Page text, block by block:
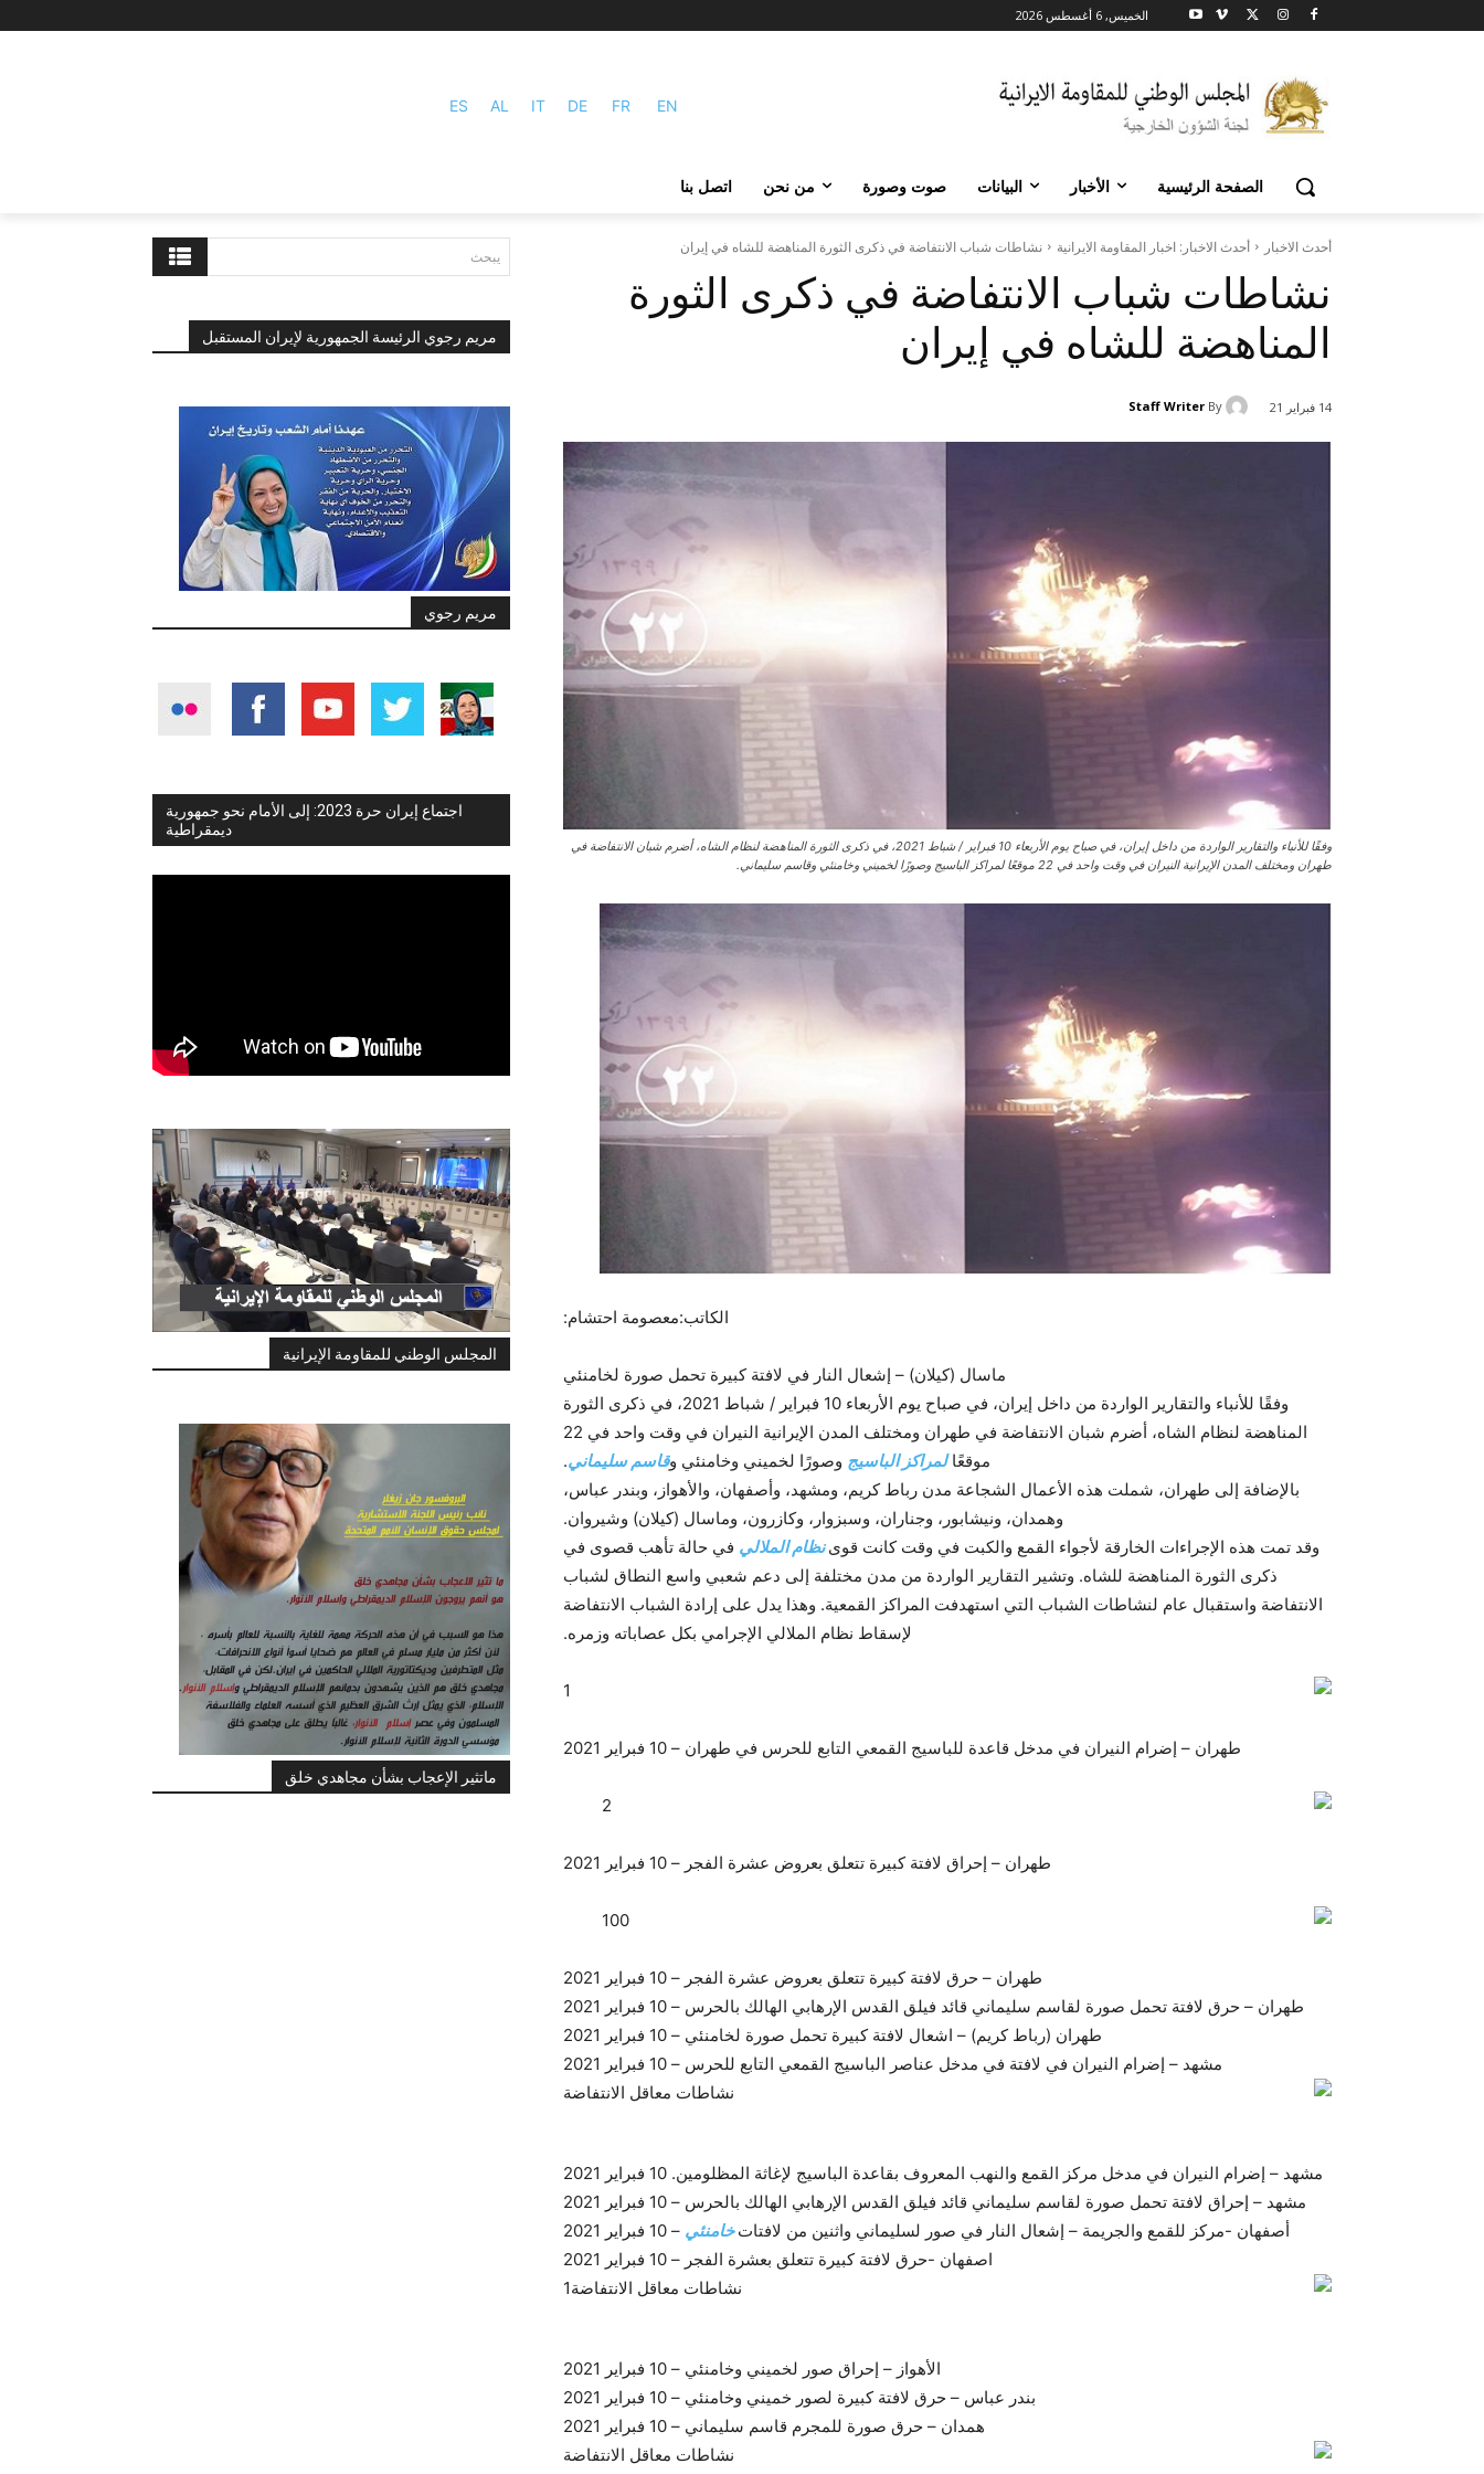
الخميس, 6 أغسطس 2026
ES AL IT DE FR EN
الصفحة الرئيسية الأخبار البيانات صوت وصورة من نحن اتصل بنا
يبحث
مريم رجوي الرئيسة الجمهورية لإيران المستقبل
مريم رجوي
اجتماع إيران حرة 2023: إلى الأمام نحو جمهورية
ديمقراطية
المجلس الوطني للمقاومة الإيرانية
ماتثير الإعجاب بشأن مجاهدي خلق
أحدث الاخبار أحدث الاخبار: اخبار المقاومة الايرانية نشاطات شباب الانتفاضة في ذكرى الثورة المناهضة للشاه في إيران
نشاطات شباب الانتفاضة في ذكرى الثورة
المناهضة للشاه في إيران
14 فبراير 21 By
Staff Writer
وفقًا للأنباء والتقارير الواردة من داخل إيران، في صباح يوم الأربعاء 10 فبراير / شباط 2021، في ذكرى الثورة المناهضة لنظام الشاه، أضرم شبان الانتفاضة في
طهران ومختلف المدن الإيرانية النيران في وقت واحد في 22 موقعًا لمراكز الباسيج وصورًا لخميني وخامنئي وقاسم سليماني.
الکاتب:معصومة احتشام:
ماسال (كيلان) – إشعال النار في لافتة كبيرة تحمل صورة لخامنئي
وفقًا للأنباء والتقارير الواردة من داخل إيران، في صباح يوم الأربعاء 10 فبراير / شباط 2021، في ذكرى الثورة
المناهضة لنظام الشاه، أضرم شبان الانتفاضة في طهران ومختلف المدن الإيرانية النيران في وقت واحد في 22
موقعًالمراكز الباسيج وصورًا لخميني وخامنئي وقاسم سليماني.
بالإضافة إلى طهران، شملت هذه الأعمال الشجاعة مدن رباط كريم، ومشهد، وأصفهان، والأهواز، وبندر عباس،
وهمدان، ونيشابور، وجناران، وسبزوار، وكازرون، وماسال (كيلان) وشيروان.
وقد تمت هذه الإجراءات الخارقة لأجواء القمع والكبت في وقت كانت قوىنظام الملالي في حالة تأهب قصوى في
ذكرى الثورة المناهضة للشاه. وتشير التقارير الواردة من مدن مختلفة إلى دعم شعبي واسع النطاق لشباب
الانتفاضة واستقبال عام لنشاطات الشباب التي استهدفت المراكز القمعية. وهذا يدل على إرادة الشباب الانتفاضة
لإسقاط نظام الملالي الإجرامي بكل عصاباته وزمره.
طهران – إضرام النيران في مدخل قاعدة للباسيج القمعي التابع للحرس في طهران – 10 فبراير 2021
طهران – إحراق لافتة كبيرة تتعلق بعروض عشرة الفجر – 10 فبراير 2021
طهران – حرق لافتة كبيرة تتعلق بعروض عشرة الفجر – 10 فبراير 2021
طهران – حرق لافتة تحمل صورة لقاسم سليماني قائد فيلق القدس الإرهابي الهالك بالحرس – 10 فبراير 2021
طهران (رباط كريم) – اشعال لافتة كبيرة تحمل صورة لخامنئي – 10 فبراير 2021
مشهد – إضرام النيران في لافتة في مدخل عناصر الباسيج القمعي التابع للحرس – 10 فبراير 2021
مشهد – إضرام النيران في مدخل مركز القمع والنهب المعروف بقاعدة الباسيج لإغاثة المظلومين. 10 فبراير 2021
مشهد – إحراق لافتة تحمل صورة لقاسم سليماني قائد فيلق القدس الإرهابي الهالك بالحرس – 10 فبراير 2021
أصفهان -مركز للقمع والجريمة – إشعال النار في صور لسليماني واثنين من لافتاتخامنئي – 10 فبراير 2021
اصفهان -حرق لافتة كبيرة تتعلق بعشرة الفجر – 10 فبراير 2021
الأهواز – إحراق صور لخميني وخامنئي – 10 فبراير 2021
بندر عباس – حرق لافتة كبيرة لصور خميني وخامنئي – 10 فبراير 2021
همدان – حرق صورة للمجرم قاسم سليماني – 10 فبراير 2021